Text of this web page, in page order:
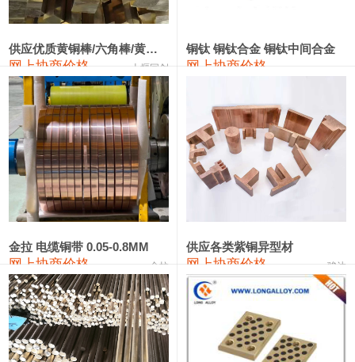
2202#硅 14,100—14,300
金属硅3303#-2202# 10,400—14,200 12,300 0
漆包线 111,970—115,970 113,970
磷铜合金 110,800—117,600 114,200 400
无氧铜丝(硬) 109,710—110,010 109,860
R410A专用紫铜管 113,700—113,700
铸造铝合金锭(A380） 26,300—26,500 26,400 100
铝合金ADC12 24,200—24,400 100
铸造铝合金锭(ZL102) 24,300—24,500 24,400
供应优质黄铜棒/六角棒/黄铜方板
网上协商价格 十堰同创
铜钛 铜钛合金 铜钛中间合金
网上协商价格
金拉 电缆铜带 0.05-0.8MM
网上协商价格 金拉
供应各类紫铜异型材
网上协商价格 骏达